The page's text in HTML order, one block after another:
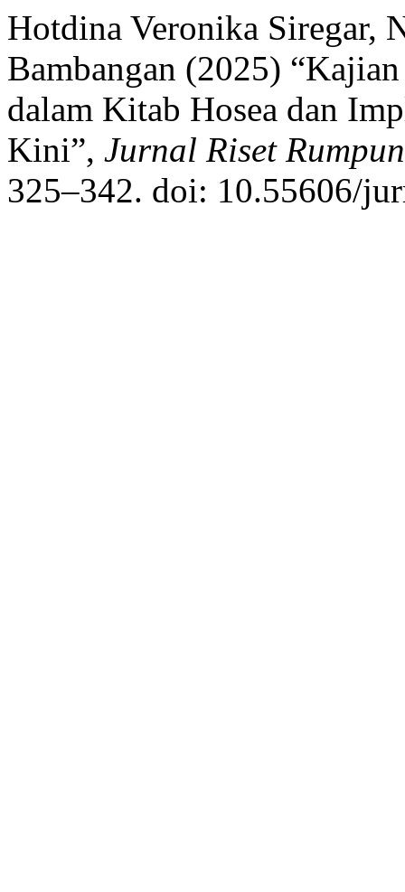
Hotdina Veronika Siregar,
Bambangan (2025)
dalam Kitab Hosea dan
Kini”, Jurnal Riset
325–342. doi: 10.55606/